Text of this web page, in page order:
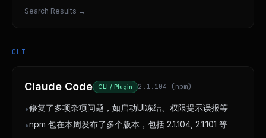
Search Results →
CLI
Claude Code CLI / Plugin 2.1.104 (npm)
•修复了多项杂项问题，如启动UI冻结、权限提示误报等
•npm 包在本周发布了多个版本，包括 2.1.104, 2.1.101 等